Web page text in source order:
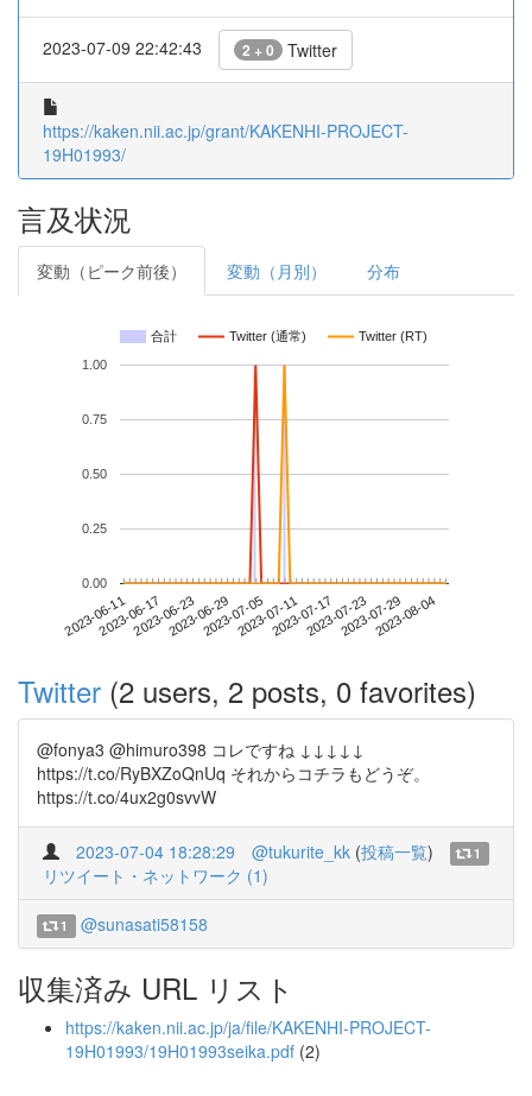
2023-07-09 22:42:43 2 + 0 Twitter
https://kaken.nii.ac.jp/grant/KAKENHI-PROJECT-
19H01993/
言及状況
変動（ピーク前後） 変動（月別） 分布
合計 Twitter (通常) Twitter (RT)
2023-06-112023-06-172023-06-232023-06-292023-07-052023-07-112023-07-172023-07-232023-07-292023-08-04
0.00
0.25
0.50
0.75
1.00
Twitter (2 users, 2 posts, 0 favorites)
@fonya3 @himuro398 コレですね ↓↓↓↓↓
https://t.co/RyBXZoQnUq それからコチラもどうぞ。
https://t.co/4ux2g0svvW
2023-07-04 18:28:29 @tukurite_kk (投稿一覧) 1
リツイート・ネットワーク (1)
1 @sunasati58158
収集済み URL リスト
https://kaken.nii.ac.jp/ja/file/KAKENHI-PROJECT-
19H01993/19H01993seika.pdf (2)